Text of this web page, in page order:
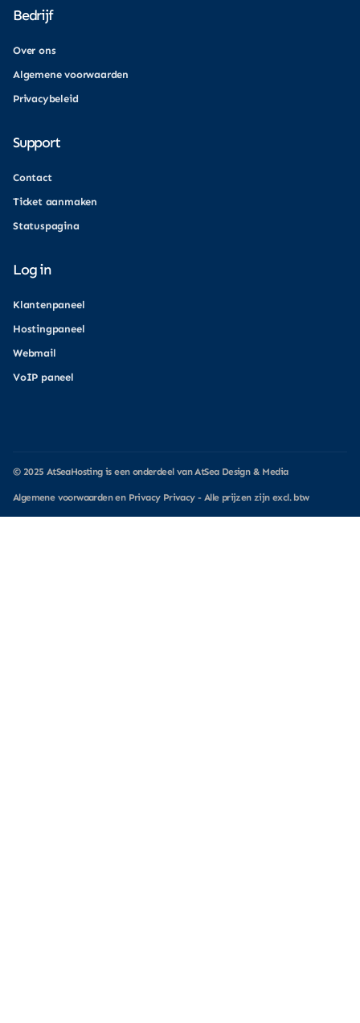
Bedrijf
Over ons
Algemene voorwaarden
Privacybeleid
Support
Contact
Ticket aanmaken
Statuspagina
Log in
Klantenpaneel
Hostingpaneel
Webmail
VoIP paneel
© 2025 AtSeaHostingis een onderdeel vanAtSea Design & Media
Algemene voorwaardenen Privacy Privacy- Alle prijzen zijn excl. btw